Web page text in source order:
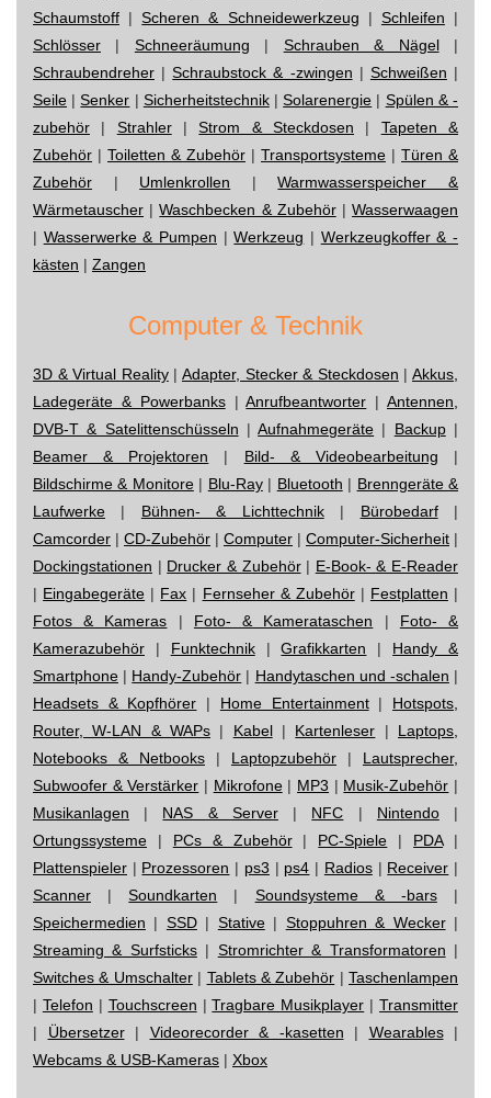
Schaumstoff |Scheren & Schneidewerkzeug | Schleifen |
Schlösser | Schneeräumung | Schrauben & Nägel|
Schraubendreher |Schraubstock & -zwingen | Schweißen |
Seile |Senker | Sicherheitstechnik|Solarenergie | Spülen & -
zubehör | Strahler|Strom & Steckdosen | Tapeten &
Zubehör | Toiletten & Zubehör | Transportsysteme | Türen &
Zubehör | Umlenkrollen |Warmwasserspeicher &
Wärmetauscher |Waschbecken & Zubehör|Wasserwaagen
| Wasserwerke & Pumpen |Werkzeug | Werkzeugkoffer & -
kästen | Zangen
Computer & Technik
3D & Virtual Reality|Adapter, Stecker & Steckdosen |Akkus,
Ladegeräte & Powerbanks|Anrufbeantworter |Antennen,
DVB-T & Satelittenschüsseln |Aufnahmegeräte | Backup|
Beamer & Projektoren | Bild- & Videobearbeitung |
Bildschirme & Monitore| Blu-Ray| Bluetooth | Brenngeräte &
Laufwerke | Bühnen- & Lichttechnik| Bürobedarf|
Camcorder | CD-Zubehör | Computer | Computer-Sicherheit |
Dockingstationen | Drucker & Zubehör| E-Book- & E-Reader
| Eingabegeräte | Fax | Fernseher & Zubehör| Festplatten |
Fotos & Kameras | Foto- & Kamerataschen | Foto- &
Kamerazubehör | Funktechnik|Grafikkarten | Handy &
Smartphone | Handy-Zubehör | Handytaschen und -schalen |
Headsets & Kopfhörer | Home Entertainment| Hotspots,
Router, W-LAN & WAPs | Kabel| Kartenleser | Laptops,
Notebooks & Netbooks | Laptopzubehör | Lautsprecher,
Subwoofer & Verstärker | Mikrofone| MP3 | Musik-Zubehör |
Musikanlagen | NAS & Server| NFC | Nintendo|
Ortungssysteme | PCs & Zubehör| PC-Spiele | PDA|
Plattenspieler | Prozessoren | ps3 | ps4 | Radios| Receiver |
Scanner |Soundkarten | Soundsysteme & -bars|
Speichermedien | SSD| Stative| Stoppuhren & Wecker|
Streaming & Surfsticks| Stromrichter & Transformatoren |
Switches & Umschalter| Tablets & Zubehör | Taschenlampen
| Telefon | Touchscreen |Tragbare Musikplayer | Transmitter
| Übersetzer| Videorecorder & -kasetten | Wearables|
Webcams & USB-Kameras | Xbox